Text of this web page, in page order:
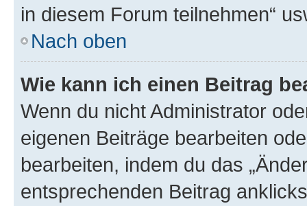
in diesem Forum teilnehmen“
Nach oben
Wie kann ich einen Beitrag
Wenn du nicht Administrator
eigenen Beiträge bearbeiten
bearbeiten, indem du das
entsprechenden Beitrag